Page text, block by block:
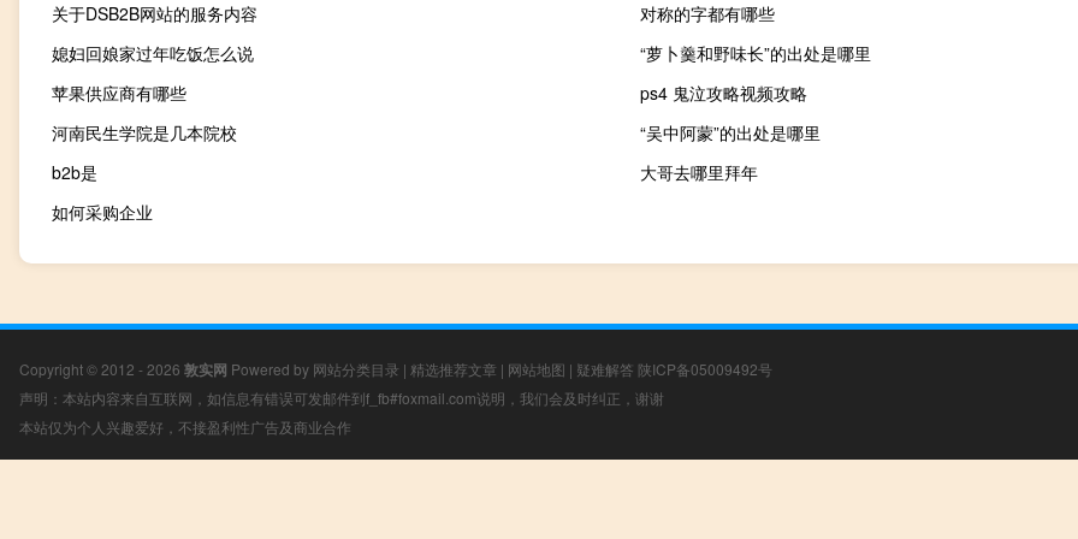
关于DSB2B网站的服务内容
对称的字都有哪些
媳妇回娘家过年吃饭怎么说
“萝卜羹和野味长”的出处是哪里
苹果供应商有哪些
ps4 鬼泣攻略视频攻略
河南民生学院是几本院校
“吴中阿蒙”的出处是哪里
b2b是
大哥去哪里拜年
如何采购企业
Copyright © 2012 - 2026 敦实网 Powered by 网站分类目录 | 精选推荐文章 | 网站地图 | 疑难解答 陕ICP备05009492号
声明：本站内容来自互联网，如信息有错误可发邮件到f_fb#foxmail.com说明，我们会及时纠正，谢谢
本站仅为个人兴趣爱好，不接盈利性广告及商业合作